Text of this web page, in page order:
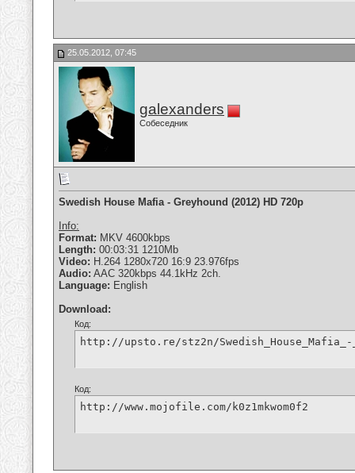
25.05.2012, 07:45
galexanders
Собеседник
Swedish House Mafia - Greyhound (2012) HD 720p
Info:
Format: MKV 4600kbps
Length: 00:03:31 1210Mb
Video: H.264 1280x720 16:9 23.976fps
Audio: AAC 320kbps 44.1kHz 2ch.
Language: English
Download:
Код:
http://upsto.re/stz2n/Swedish_House_Mafia_-
Код:
http://www.mojofile.com/k0z1mkwom0f2